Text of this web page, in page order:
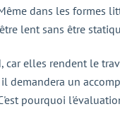
dans les formes
lent sans être
elles rendent le
un
pourquoi